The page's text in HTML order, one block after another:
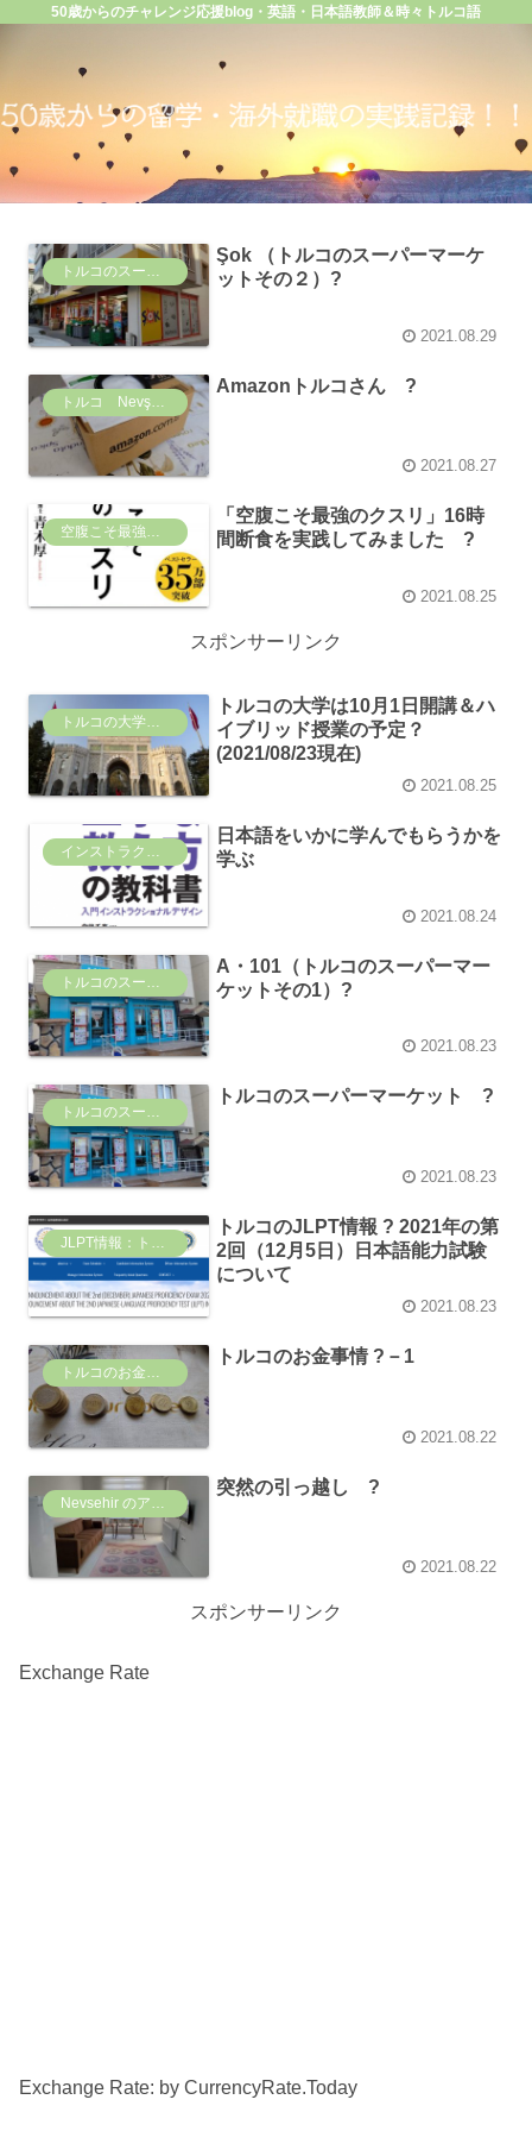
50歳からのチャレンジ応援blog・英語・日本語教師＆時々トルコ語
トルコのスーパーマーケット事情
Şok （トルコのスーパーマーケ
ットその２）?
2021.08.29
Amazonトルコさん ?
2021.08.27
空腹こそ最強のクスリ 16時間断食の実践
「空腹こそ最強のクスリ」16時
間断食を実践してみました ?
2021.08.25
スポンサーリンク
トルコの大学事情
トルコの大学は10月1日開講＆ハ
イブリッド授業の予定？
(2021/08/23現在)
2021.08.25
インストラクショナル・デザイン
日本語をいかに学んでもらうかを
学ぶ
2021.08.24
トルコのスーパーマーケット事情
A・101（トルコのスーパーマー
ケットその1）?
2021.08.23
トルコのスーパーマーケット事情
トルコのスーパーマーケット ?
2021.08.23
JLPT情報：トルコ
トルコのJLPT情報 ? 2021年の第
2回（12月5日）日本語能力試験
について
2021.08.23
トルコのお金事情
トルコのお金事情 ?－1
2021.08.22
Nevsehir のアパート
突然の引っ越し ?
2021.08.22
スポンサーリンク
Exchange Rate
Exchange Rate: by CurrencyRate.Today